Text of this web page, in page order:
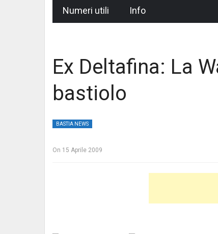
Numeri utili Info
Ex Deltafina: La
bastiolo
BASTIA NEWS
On 15 Aprile 2009